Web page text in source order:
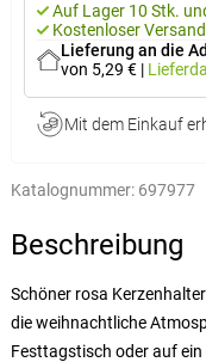
Auf Lager 10 Stk.
Kostenloser
Lieferung an die
von 5,29 € |
Mit dem Einkauf
Katalognummer: 697977
Beschreibung
Schöner rosa
die weihnachtliche
Festtagstisch oder auf ein